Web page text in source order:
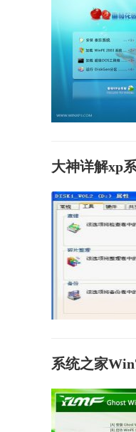
大神详解xp
系统之家